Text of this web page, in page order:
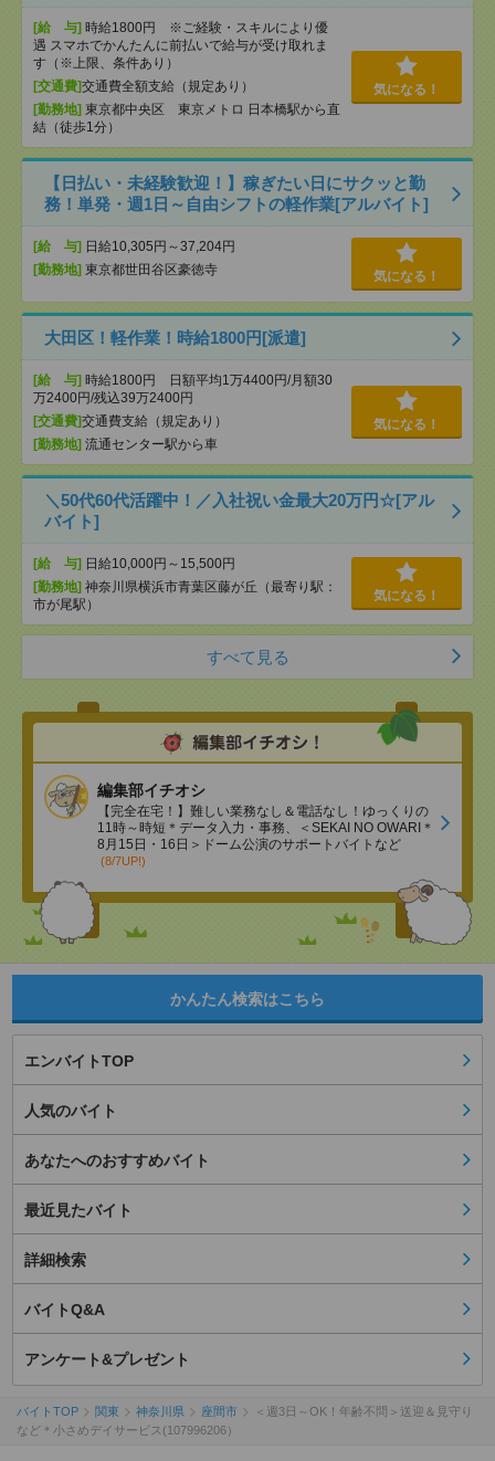
[給 与] 時給1800円 ※ご経験・スキルにより優
遇 スマホでかんたんに前払いで給与が受け取れま
す（※上限、条件あり）
[交通費]交通費全額支給（規定あり）
[勤務地] 東京都中央区 東京メトロ 日本橋駅から直
結（徒歩1分）
気になる！
【日払い・未経験歓迎！】稼ぎたい日にサクッと勤
務！単発・週1日～自由シフトの軽作業[アルバイト]
[給 与] 日給10,305円～37,204円
[勤務地] 東京都世田谷区豪徳寺 気になる！
大田区！軽作業！時給1800円[派遣]
[給 与] 時給1800円 日額平均1万4400円/月額30
万2400円/残込39万2400円
[交通費]交通費支給（規定あり）
[勤務地] 流通センター駅から車
気になる！
＼50代60代活躍中！／入社祝い金最大20万円☆[アル
バイト]
[給 与] 日給10,000円～15,500円
[勤務地] 神奈川県横浜市青葉区藤が丘（最寄り駅：
市が尾駅）
気になる！
すべて見る
編集部イチオシ
【完全在宅！】難しい業務なし＆電話なし！ゆっくりの
11時～時短＊データ入力・事務、＜SEKAI NO OWARI＊
8月15日・16日＞ドーム公演のサポートバイトなど
(8/7UP!)
かんたん検索はこちら
エンバイトTOP
人気のバイト
あなたへのおすすめバイト
最近見たバイト
詳細検索
バイトQ&A
アンケート&プレゼント
バイトTOP 関東 神奈川県 座間市
＜週3日～OK！年齢不問＞送迎＆見守り
など＊小さめデイサービス(107996206）